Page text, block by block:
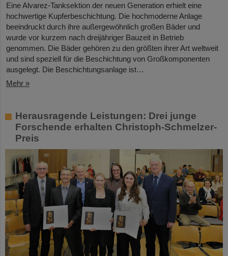
Eine Alvarez-Tanksektion der neuen Generation erhielt eine
hochwertige Kupferbeschichtung. Die hochmoderne Anlage
beeindruckt durch ihre außergewöhnlich großen Bäder und
wurde vor kurzem nach dreijähriger Bauzeit in Betrieb
genommen. Die Bäder gehören zu den größten ihrer Art weltweit
und sind speziell für die Beschichtung von Großkomponenten
ausgelegt. Die Beschichtungsanlage ist…
Mehr »
Herausragende Leistungen: Drei junge
Forschende erhalten Christoph-Schmelzer-
Preis